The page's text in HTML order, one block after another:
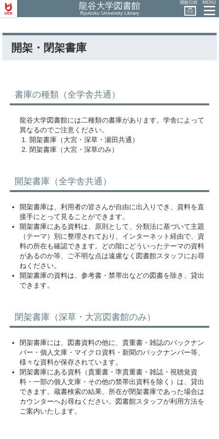
龍谷大学図書館
Ryukoku University Library
開館日程 MENU
開架・閉架書庫
書庫の種類（全学舎共通）
龍谷大学図書館には二種類の書庫があります。学舎によって
異なるのでご注意ください。
開架書庫（大宮・深草・瀬田共通）
閉架書庫（大宮・深草のみ）
開架書庫（全学舎共通）
開架書庫は、利用者の皆さんが自由に出入りでき、資料を直
接手にとって見ることができます。
開架書庫にある資料は、原則として、分類法に基づいて主題
（テーマ）別に整理されており、インターネット経由で、資
料の所在も確認できます。どの階にどういったテーマの資料
があるのか等、ご不明な点は遠慮なく図書館スタッフにお尋
ねください。
開架書庫の資料は、参考書・禁帯出などの図書を除き、貸出
できます。
閉架書庫（深草・大宮図書館のみ）
閉架書庫には、図書資料の他に、貴重書・雑誌のバックナン
バー・個人文庫・マイクロ資料・新聞のバックナンバー等、
様々な資料が保存されています。
閉架書庫にある資料（貴重書・準貴重書・雑誌・視聴覚資
料・一部の個人文庫・その他の禁帯出資料を除く）は、貸出
できます。蔵書検索の結果、所在が閉架書庫であった場合は
カウンターへお尋ねください。図書館スタッフが利用方法を
ご案内いたします。